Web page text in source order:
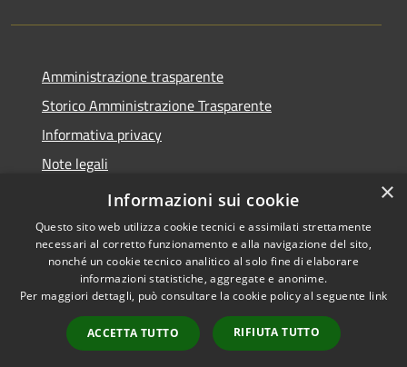
Amministrazione trasparente
Storico Amministrazione Trasparente
Informativa privacy
Note legali
Dichiarazione di accessibilità
Accessibilità
Copyright © 2026 • Comune di
Castellalto • Powered by
Municipium•
Accesso
redazione
×
Informazioni sui cookie
Questo sito web utilizza cookie tecnici e assimilati strettamente
necessari al corretto funzionamento e alla navigazione del sito,
nonché un cookie tecnico analitico al solo fine di elaborare
informazioni statistiche, aggregate e anonime.
Per maggiori dettagli, può consultare la cookie policy al seguente link
ACCETTA TUTTO RIFIUTA TUTTO